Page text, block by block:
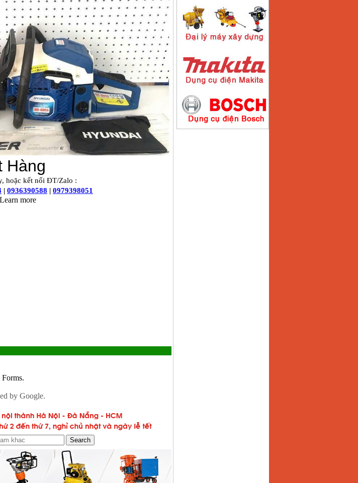
Máy hàn que điện tử
Hồng ký HK 200Z
Giá:2770000 VND
Máy hàn que điện tử
Hồng Ký HKM200D
Giá:2890000VND
Máy hàn que điện tử
» Các loại khí dùng cho máy
cắt kim loại Plasma